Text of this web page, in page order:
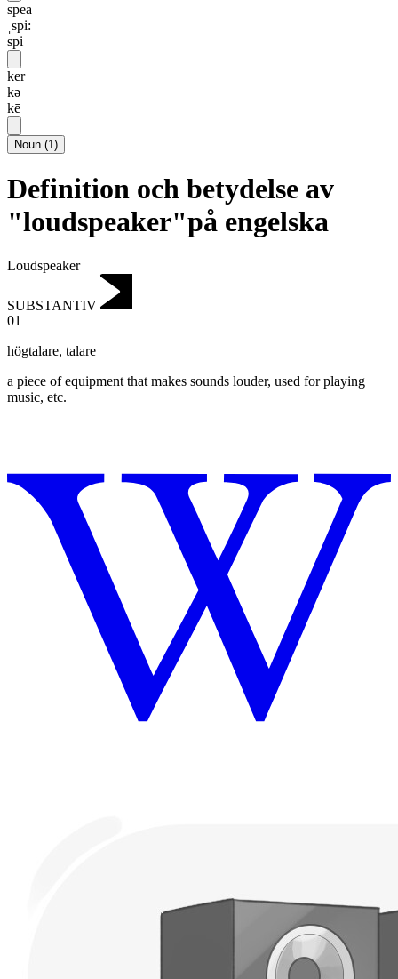
spea
ˌspi:
spi
ker
kə
kē
Noun (1)
Definition och betydelse av
"loudspeaker"på engelska
Loudspeaker
SUBSTANTIV
01
högtalare, talare
a piece of equipment that makes sounds louder, used for playing
music, etc.